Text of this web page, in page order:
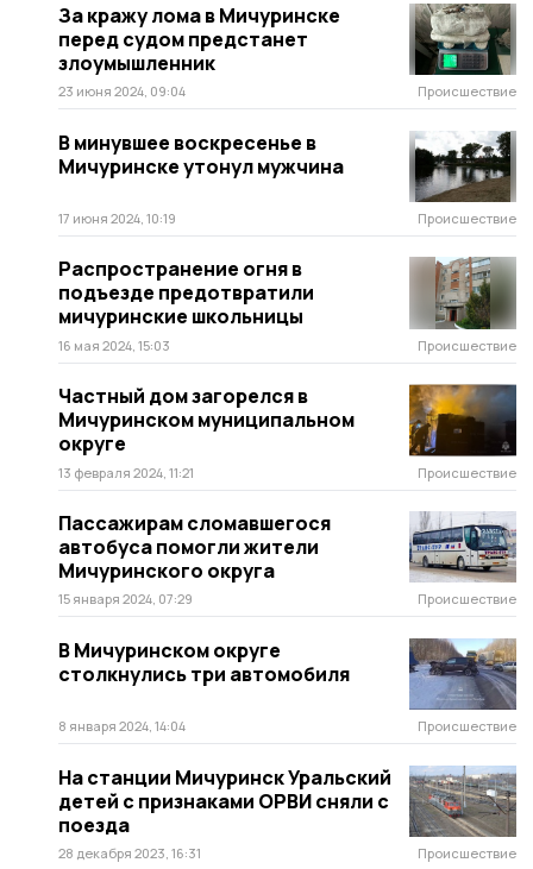
За кражу лома в Мичуринске
перед судом предстанет
злоумышленник
23 июня 2024, 09:04 Происшествие
В минувшее воскресенье в
Мичуринске утонул мужчина
17 июня 2024, 10:19 Происшествие
Распространение огня в
подъезде предотвратили
мичуринские школьницы
16 мая 2024, 15:03 Происшествие
Частный дом загорелся в
Мичуринском муниципальном
округе
13 февраля 2024, 11:21 Происшествие
Пассажирам сломавшегося
автобуса помогли жители
Мичуринского округа
15 января 2024, 07:29 Происшествие
В Мичуринском округе
столкнулись три автомобиля
8 января 2024, 14:04 Происшествие
На станции Мичуринск Уральский
детей с признаками ОРВИ сняли с
поезда
28 декабря 2023, 16:31 Происшествие